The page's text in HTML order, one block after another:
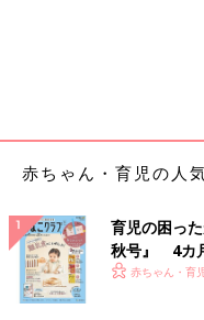
考えると…と悩むママや
はいかがでしょうか。
高橋 社会性やコミュニケ
けるためには、子ども同
れはウィズコロナの新し
のです。
大人にとって、経済活動
赤ちゃん・育児の人
育児の困っ
秋号』 4カ
いっぱい！
赤ちゃん・育